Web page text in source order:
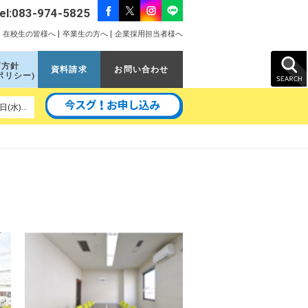
在校生の皆様へ 卒業生の方へ 企業採用担当者様へ
974-5825
針
リシー)
資料請求 お問い合わせ
以降の予定｜8月22日(土)、9月5日(土)、9月11日(金)、9月16日(水)、9月26日(土)、10月10日(土)、10月17日(土)